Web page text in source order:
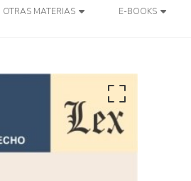
OTRAS MATERIAS E-BOOKS